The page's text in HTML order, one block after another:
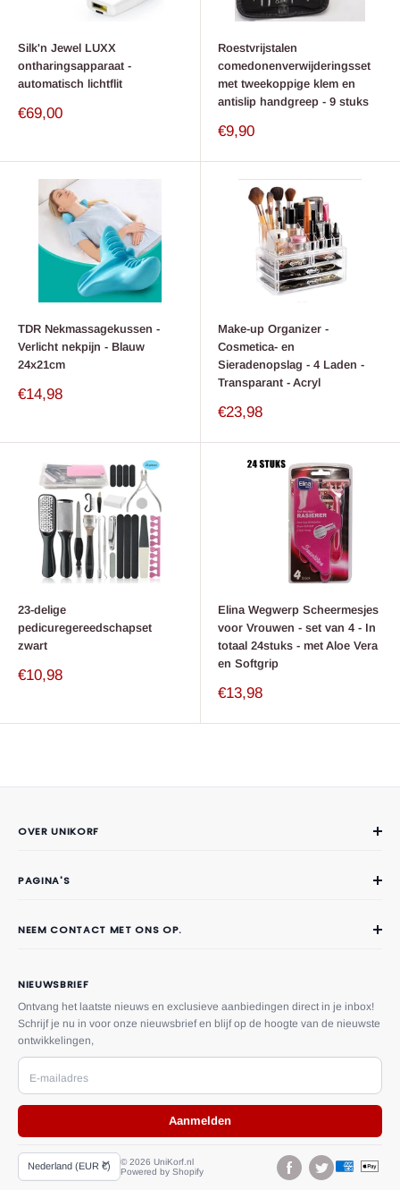
Silk'n Jewel LUXX
ontharingsapparaat -
automatisch lichtflit
Verkoop
€69,00
Roestvrijstalen
comedonenverwijderingsset
met tweekoppige klem en
antislip handgreep - 9 stuks
Verkoop
€9,90
TDR Nekmassagekussen -
Verlicht nekpijn - Blauw
24x21cm
Verkoop
€14,98
Make-up Organizer -
Cosmetica- en
Sieradenopslag - 4 Laden -
Transparant - Acryl
Verkoop
€23,98
23-delige
pedicuregereedschapset
zwart
Verkoop
€10,98
Elina Wegwerp Scheermesjes
voor Vrouwen - set van 4 - In
totaal 24stuks - met Aloe Vera
en Softgrip
Verkoop
€13,98
OVER UNIKORF
Contact
PAGINA'S
Privacy
Herroepingsrecht
Algemene voorwaarden
Betalings voorwaarden
NIEUWSBRIEF
Ontvang het laatste nieuws en exclusieve aanbiedingen direct in je inbox!
Schrijf je nu in voor onze nieuwsbrief en blijf op de hoogte van de nieuwste
ontwikkelingen,
E-mailadres
Aanmelden
NEEM CONTACT MET ONS OP.
Adres:
Driestweg 10, 8071 BT
Nunspeet, Gelderland, Nederland
U kunt ons ook een bericht sturen via het
Land/Regio
Nederland (EUR €)
© 2026 UniKorf.nl
Powered by Shopify